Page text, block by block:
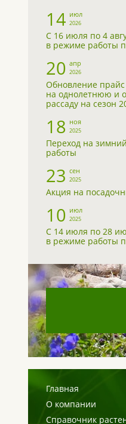
14 июл
2026
С 16 июля по 4
в режиме работы
20 апр
2026
Обновление прайс
на однолетнюю и
рассаду на сезон
18 ноя
2025
Переход на
работы
23 сен
2025
Акция на
10 июл
2025
С 14 июля по 28
в режиме работы
Главная
О компании
Справочник